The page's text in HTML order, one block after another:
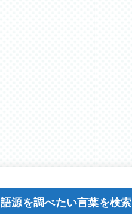
語源を調べたい言葉を検索